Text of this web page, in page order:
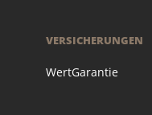
VERSICHERUNGEN
WertGarantie